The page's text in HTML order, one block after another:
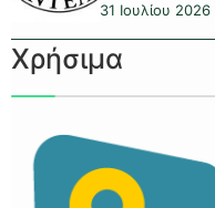
31 Ιουλίου 2026
Χρήσιμα